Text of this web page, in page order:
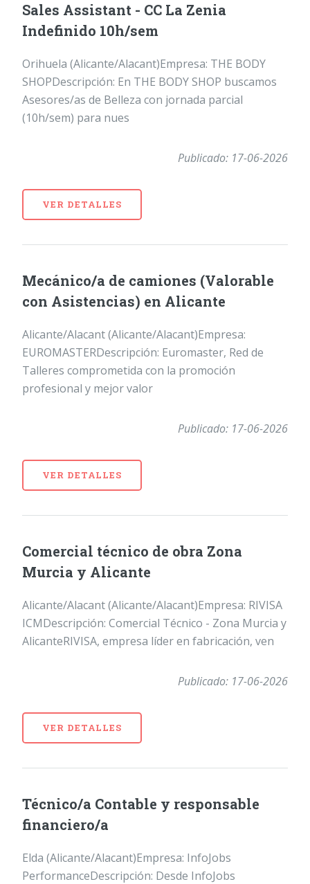
Sales Assistant - CC La Zenia
Indefinido 10h/sem
Orihuela (Alicante/Alacant)Empresa: THE BODY
SHOPDescripción: En THE BODY SHOP buscamos
Asesores/as de Belleza con jornada parcial
(10h/sem) para nues
Publicado: 17-06-2026
VER DETALLES
Mecánico/a de camiones (Valorable
con Asistencias) en Alicante
Alicante/Alacant (Alicante/Alacant)Empresa:
EUROMASTERDescripción: Euromaster, Red de
Talleres comprometida con la promoción
profesional y mejor valor
Publicado: 17-06-2026
VER DETALLES
Comercial técnico de obra Zona
Murcia y Alicante
Alicante/Alacant (Alicante/Alacant)Empresa: RIVISA
ICMDescripción: Comercial Técnico - Zona Murcia y
AlicanteRIVISA, empresa líder en fabricación, ven
Publicado: 17-06-2026
VER DETALLES
Técnico/a Contable y responsable
financiero/a
Elda (Alicante/Alacant)Empresa: InfoJobs
PerformanceDescripción: Desde InfoJobs